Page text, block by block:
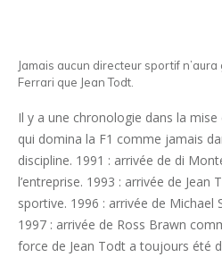
Jamais aucun directeur sportif
Ferrari que Jean Todt.
Il y a une chronologie dans la
qui domina la F1 comme jamais
discipline. 1991 : arrivée de di
l’entreprise. 1993 : arrivée de Jean
sportive. 1996 : arrivée de Michael
1997 : arrivée de Ross Brawn
force de Jean Todt a toujours été